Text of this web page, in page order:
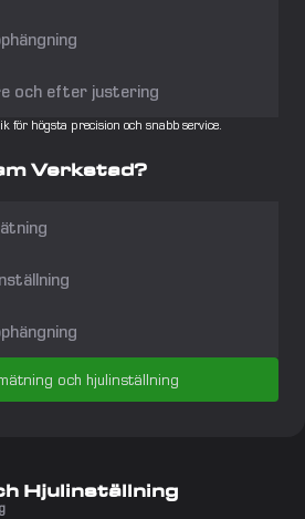
och efter justering
för högsta precision och snabb service.
Verkstad?
och hjulinställning
Hjulinställning